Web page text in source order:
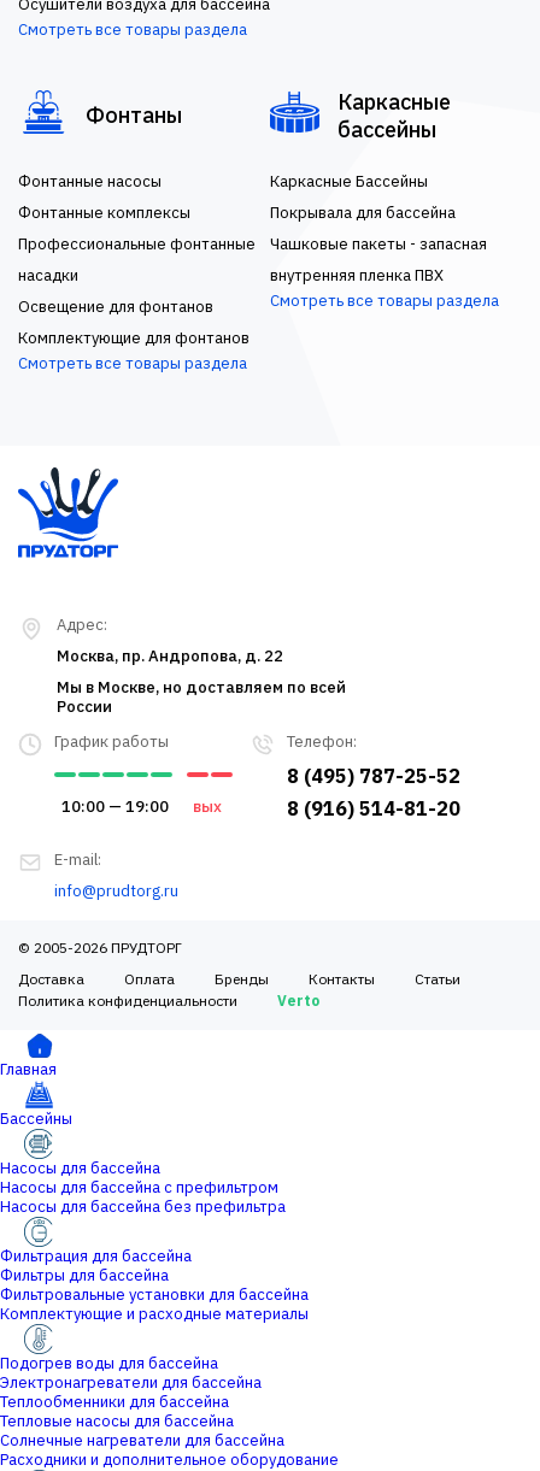
Осушители воздуха для бассейна
Смотреть все товары раздела
Фонтаны
Фонтанные насосы
Фонтанные комплексы
Профессиональные фонтанные
насадки
Освещение для фонтанов
Комплектующие для фонтанов
Смотреть все товары раздела
Каркасные
бассейны
Каркасные Бассейны
Покрывала для бассейна
Чашковые пакеты - запасная
внутренняя пленка ПВХ
Смотреть все товары раздела
Телефон:
8 (495) 787-25-52
8 (916) 514-81-20
График работы
10:00 — 19:00 вых
E-mail:
info@prudtorg.ru
Адрес:
Москва, пр. Андропова, д. 22
Мы в Москве, но доставляем по всей
России
© 2005-2026 ПРУДТОРГ
Доставка
Оплата Бренды Контакты
Статьи
Политика конфиденциальности
Verto
Главная
Бассейны
Насосы для бассейна
Насосы для бассейна с префильтром
Насосы для бассейна без префильтра
Фильтрация для бассейна
Фильтры для бассейна
Фильтровальные установки для бассейна
Комплектующие и расходные материалы
Подогрев воды для бассейна
Электронагреватели для бассейна
Теплообменники для бассейна
Тепловые насосы для бассейна
Солнечные нагреватели для бассейна
Расходники и дополнительное оборудование